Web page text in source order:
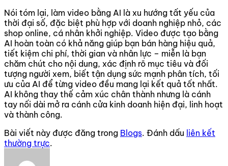
Nói tóm lại, làm video bằng AI là xu hướng tất yếu của
thời đại số, đặc biệt phù hợp với doanh nghiệp nhỏ, các
shop online, cá nhân khởi nghiệp. Video được tạo bằng
AI hoàn toàn có khả năng giúp bạn bán hàng hiệu quả,
tiết kiệm chi phí, thời gian và nhân lực – miễn là bạn
chăm chút cho nội dung, xác định rõ mục tiêu và đối
tượng người xem, biết tận dụng sức mạnh phân tích, tối
ưu của AI để từng video đều mang lại kết quả tốt nhất.
AI không thay thế cảm xúc chân thành nhưng là cánh
tay nối dài mở ra cánh cửa kinh doanh hiện đại, linh hoạt
và thành công.
Bài viết này được đăng trong Blogs. Đánh dấu liên kết
thường trực.